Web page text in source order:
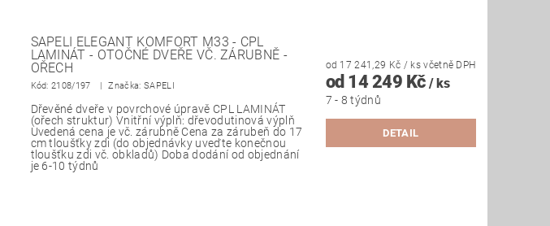
SAPELI ELEGANT KOMFORT M33 - CPL
LAMINÁT - OTOČNÉ DVEŘE VČ. ZÁRUBNĚ -
OŘECH
Kód:2108/197 Značka: SAPELI
Dřevěné dveře v povrchové úpravě CPL LAMINÁT
(ořech struktur) Vnitřní výplň: dřevodutinová výplň
Uvedená cena je vč. zárubně Cena za zárubeň do 17
cm tloušťky zdi (do objednávky uveďte konečnou
tloušťku zdi vč. obkladů) Doba dodání od objednání
je 6-10 týdnů
od 17 241,29 Kč / ksvčetně DPH
od 14 249 Kč/ ks
7 - 8 týdnů
DETAIL